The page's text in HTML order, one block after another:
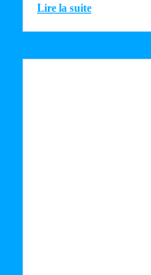
Lire la suite